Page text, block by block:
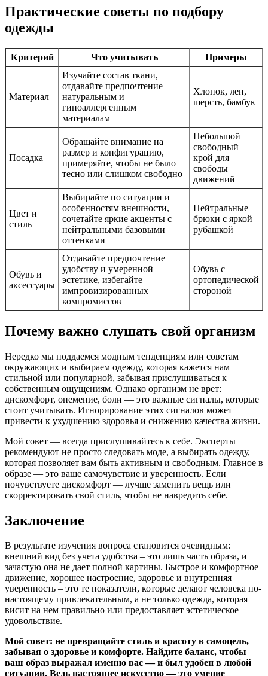
Практические советы по подбору
одежды
Критерий Что учитывать Примеры
Материал
Изучайте состав ткани,
отдавайте предпочтение
натуральным и
гипоаллергенным
материалам
Хлопок, лен,
шерсть, бамбук
Посадка
Обращайте внимание на
размер и конфигурацию,
примеряйте, чтобы не было
тесно или слишком свободно
Небольшой
свободный
крой для
свободы
движений
Цвет и
стиль
Выбирайте по ситуации и
особенностям внешности,
сочетайте яркие акценты с
нейтральными базовыми
оттенками
Нейтральные
брюки с яркой
рубашкой
Обувь и
аксессуары
Отдавайте предпочтение
удобству и умеренной
эстетике, избегайте
импровизированных
компромиссов
Обувь с
ортопедической
стороной
Почему важно слушать свой организм
Нередко мы поддаемся модным тенденциям или советам
окружающих и выбираем одежду, которая кажется нам
стильной или популярной, забывая прислушиваться к
собственным ощущениям. Однако организм не врет:
дискомфорт, онемение, боли — это важные сигналы, которые
стоит учитывать. Игнорирование этих сигналов может
привести к ухудшению здоровья и снижению качества жизни.
Мой совет — всегда прислушивайтесь к себе. Эксперты
рекомендуют не просто следовать моде, а выбирать одежду,
которая позволяет вам быть активным и свободным. Главное в
образе — это ваше самочувствие и уверенность. Если
почувствуете дискомфорт — лучше заменить вещь или
скорректировать свой стиль, чтобы не навредить себе.
Заключение
В результате изучения вопроса становится очевидным:
внешний вид без учета удобства – это лишь часть образа, и
зачастую она не дает полной картины. Быстрое и комфортное
движение, хорошее настроение, здоровье и внутренняя
уверенность – это те показатели, которые делают человека по-
настоящему привлекательным, а не только одежда, которая
висит на нем правильно или предоставляет эстетическое
удовольствие.
Мой совет: не превращайте стиль и красоту в самоцель,
забывая о здоровье и комфорте. Найдите баланс, чтобы
ваш образ выражал именно вас — и был удобен в любой
ситуации. Ведь настоящее искусство — это умение